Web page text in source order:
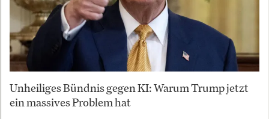
Unheiliges Bündnis gegen KI: Warum Trump jetzt
ein massives Problem hat